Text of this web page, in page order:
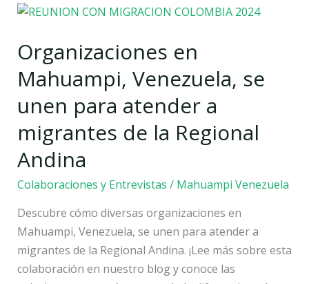
Organizaciones en
Mahuampi, Venezuela, se
unen para atender a
migrantes de la Regional
Andina
Colaboraciones y Entrevistas / Mahuampi Venezuela
Descubre cómo diversas organizaciones en
Mahuampi, Venezuela, se unen para atender a
migrantes de la Regional Andina. ¡Lee más sobre esta
colaboración en nuestro blog y conoce las
Organizaciones
Mahuampi,
Venezuela,
se
unen
para
atender
a
migrantes
la
Regional
Andina